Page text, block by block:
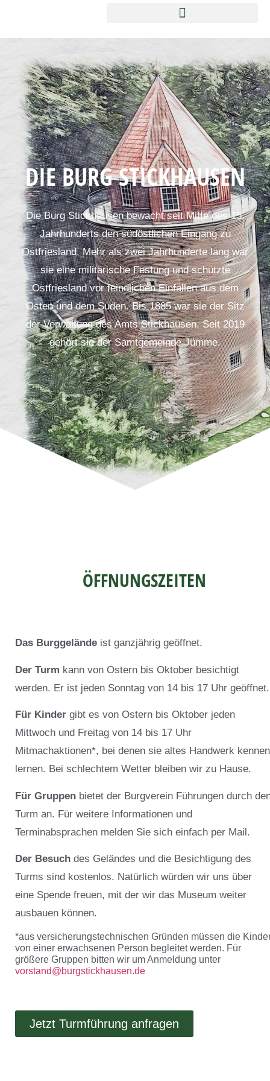
DIE BURG STICKHAUSEN
Die Burg Stickhausen bewacht seit Mitte des 15.
Jahrhunderts den südöstlichen Eingang zu
Ostfriesland. Mehr als zwei Jahrhunderte lang war
sie eine militärische Festung und schützte
Ostfriesland vor feindlichen Einfällen aus dem
Osten und dem Süden. Bis 1885 war sie der Sitz
der Verwaltung des Amts Stickhausen. Seit 2019
gehört sie der Samtgemeinde Jümme.
ÖFFNUNGSZEITEN
Das Burggelände ist ganzjährig geöffnet.
Der Turm kann von Ostern bis Oktober besichtigt
werden. Er ist jeden Sonntag von 14 bis 17 Uhr geöffnet.
Für Kinder gibt es von Ostern bis Oktober jeden
Mittwoch und Freitag von 14 bis 17 Uhr
Mitmachaktionen*, bei denen sie altes Handwerk kennen
lernen. Bei schlechtem Wetter bleiben wir zu Hause.
Für Gruppen bietet der Burgverein Führungen durch
Turm an. Für weitere Informationen und
Terminabsprachen melden Sie sich einfach per Mail.
Der Besuch des Geländes und die Besichtigung des
Turms sind kostenlos. Natürlich würden wir uns über
eine Spende freuen, mit der wir das Museum weiter
ausbauen können.
*aus versicherungstechnischen Gründen müssen die
von einer erwachsenen Person begleitet werden. Für
größere Gruppen bitten wir um Anmeldung unter
vorstand@burgstickhausen.de
Jetzt Turmführung anfragen